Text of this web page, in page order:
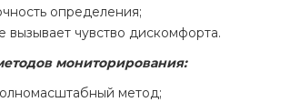
определения;
вызывает чувство дискомфорта.
мониторирования:
метод;